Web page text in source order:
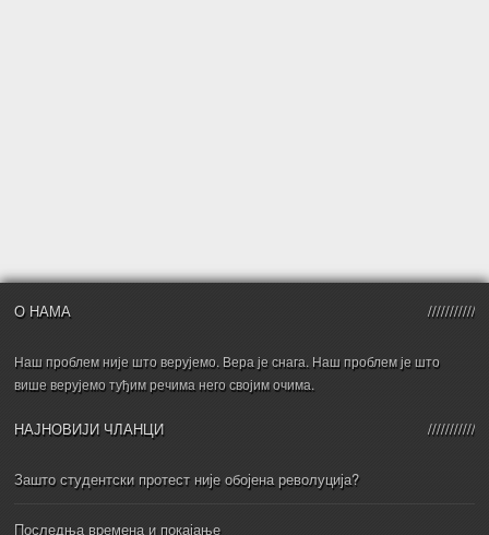
О НАМА
Наш проблем није што верујемо. Вера је снага. Наш проблем је што
више верујемо туђим речима него својим очима.
НАЈНОВИЈИ ЧЛАНЦИ
Зашто студентски протест није обојена револуција?
Последња времена и покајање